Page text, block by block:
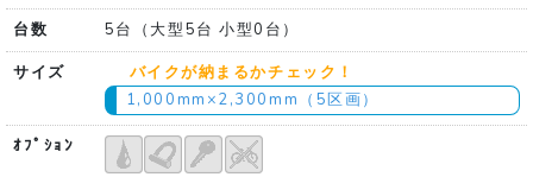
台数
5台（大型5台 小型0台）
サイズ
バイクが納まるかチェック！
1,000mm×2,300mm（5区画）
ｵﾌﾟｼｮﾝ